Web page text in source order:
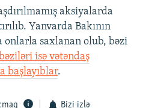
aksiyalarda
Yanvarda Bakının
saxlanan olub, bəzi
bəziləri isə vətəndaş
başlayıblar.
Bizi izlə